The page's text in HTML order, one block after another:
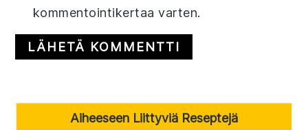
kommentointikertaa varten.
PrimaryAiheeseen Liittyviä Reseptejä